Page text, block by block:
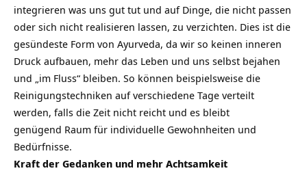
integrieren was uns gut tut und auf Dinge, die nicht passen
oder sich nicht realisieren lassen, zu verzichten. Dies ist die
gesündeste Form von Ayurveda, da wir so keinen inneren
Druck aufbauen, mehr das Leben und uns selbst bejahen
und „im Fluss“ bleiben. So können beispielsweise die
Reinigungstechniken auf verschiedene Tage verteilt
werden, falls die Zeit nicht reicht und es bleibt
genügend Raum für individuelle Gewohnheiten und
Bedürfnisse.
Kraft der Gedanken und mehr Achtsamkeit